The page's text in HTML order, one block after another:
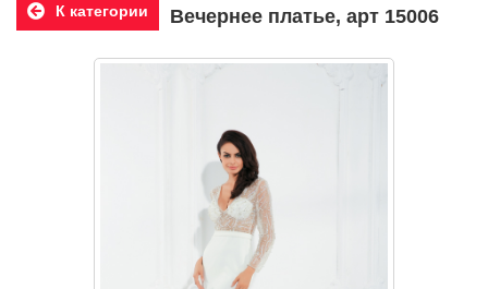
К категории Вечернее платье, арт 15006